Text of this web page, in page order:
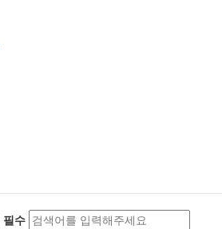
필수